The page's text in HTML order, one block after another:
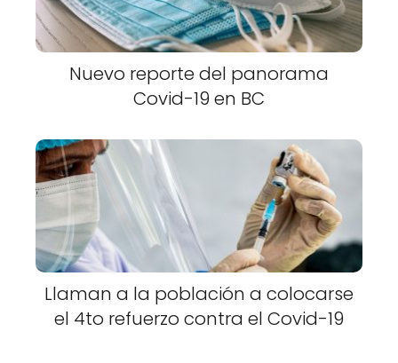
Nuevo reporte del panorama
Covid-19 en BC
Llaman a la población a colocarse
el 4to refuerzo contra el Covid-19